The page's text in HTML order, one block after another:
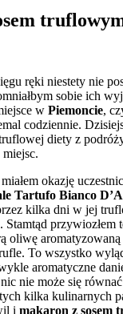
ręki niestety nie
sobie ich
w Piemoncie,
codziennie.
diety z
okazję
Tartufo Bianco
kilka dni w jej
. Stamtąd przywiozłem
oliwę
To wszystko
aromatyczne
nie może się
kilka kulinarnych
i makaron z sosem